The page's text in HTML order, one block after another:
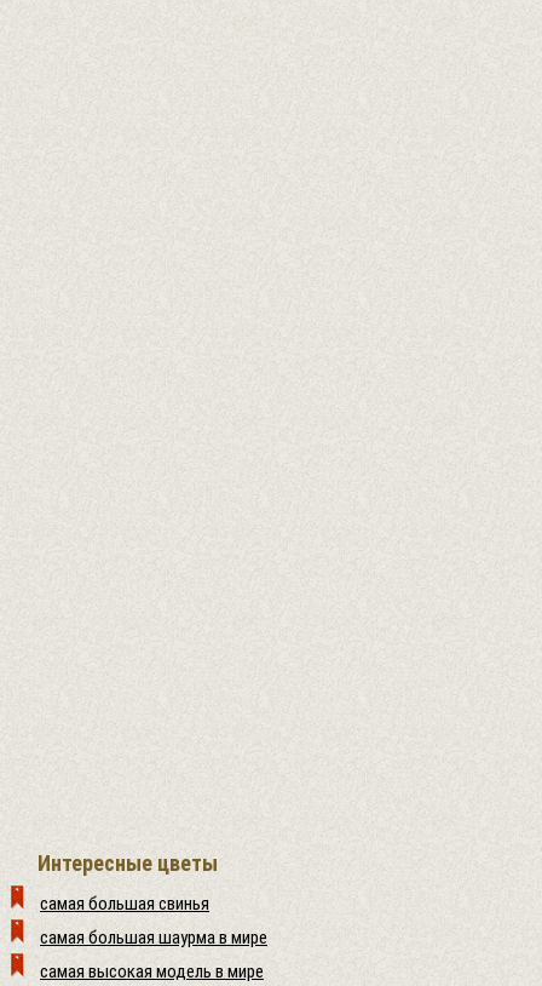
Интересные цветы
самая большая свинья
самая большая шаурма в мире
самая высокая модель в мире